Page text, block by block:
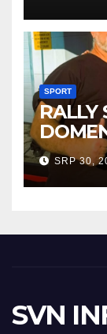
SPORT
RALLY
U SRP 30,
SVN